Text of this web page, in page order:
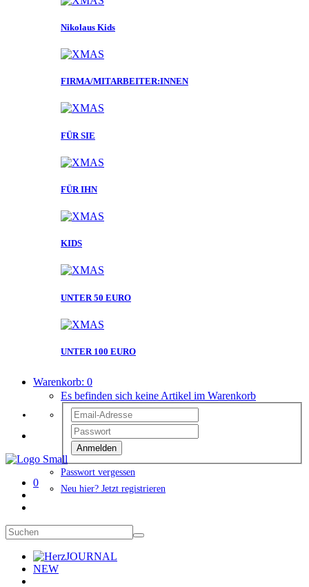
Nikolaus Kids
FIRMA/MITARBEITER:INNEN
FÜR SIE
FÜR IHN
KIDS
UNTER 50 EURO
UNTER 100 EURO
Warenkorb: 0
Es befinden sich keine Artikel im Warenkorb
Anmelden
Passwort vergessen
Neu hier? Jetzt registrieren
0
JOURNAL
NEW